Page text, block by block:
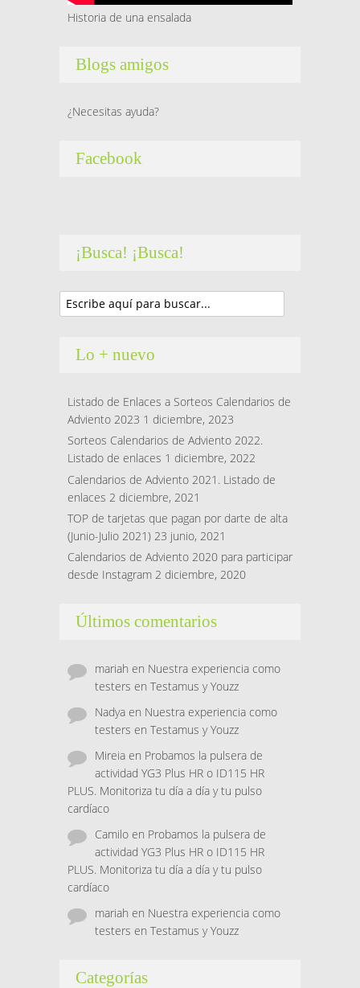
Historia de una ensalada
Blogs amigos
¿Necesitas ayuda?
Facebook
¡Busca! ¡Busca!
Lo + nuevo
Listado de Enlaces a Sorteos Calendarios de
Adviento 2023 1 diciembre, 2023
Sorteos Calendarios de Adviento 2022.
Listado de enlaces 1 diciembre, 2022
Calendarios de Adviento 2021. Listado de
enlaces 2 diciembre, 2021
TOP de tarjetas que pagan por darte de alta
(Junio-Julio 2021) 23 junio, 2021
Calendarios de Adviento 2020 para participar
desde Instagram 2 diciembre, 2020
Últimos comentarios
mariah en Nuestra experiencia como
testers en Testamus y Youzz
Nadya en Nuestra experiencia como
testers en Testamus y Youzz
Mireia en Probamos la pulsera de
actividad YG3 Plus HR o ID115 HR
PLUS. Monitoriza tu día a día y tu pulso
cardíaco
Camilo en Probamos la pulsera de
actividad YG3 Plus HR o ID115 HR
PLUS. Monitoriza tu día a día y tu pulso
cardíaco
mariah en Nuestra experiencia como
testers en Testamus y Youzz
Categorías